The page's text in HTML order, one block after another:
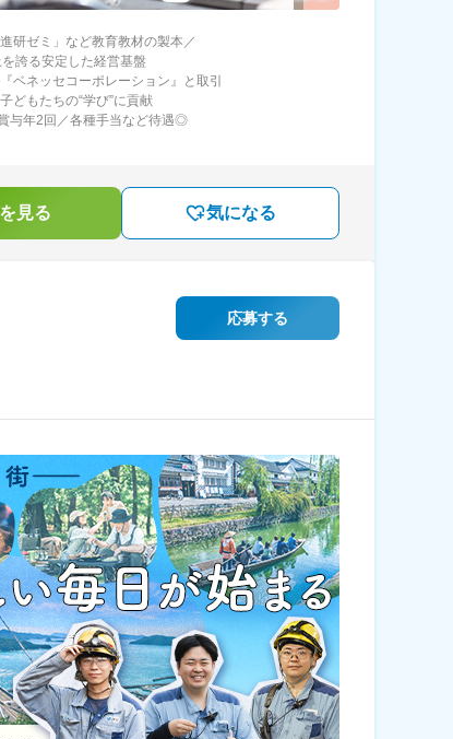
研ゼミ」など教育教材の製本／
誇る安定した経営基盤
ベネッセコーポレーション』と取引
どもたちの“学び”に貢献
与年2回／各種手当など待遇◎
見る 気になる
応募する